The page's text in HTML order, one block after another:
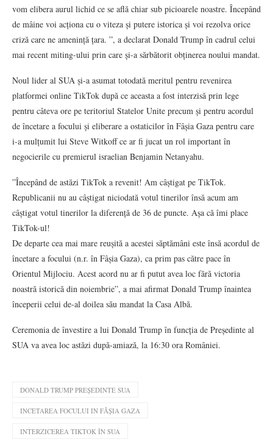
vom elibera aurul lichid ce se află chiar sub picioarele noastre. Începând
de mâine voi acționa cu o viteza și putere istorica și voi rezolva orice
criză care ne amenință țara. ”, a declarat Donald Trump în cadrul celui
mai recent miting-ului prin care și-a sărbătorit obținerea noului mandat.
Noul lider al SUA și-a asumat totodată meritul pentru revenirea
platformei online TikTok după ce aceasta a fost interzisă prin lege
pentru câteva ore pe teritoriul Statelor Unite precum și pentru acordul
de încetare a focului și eliberare a ostaticilor în Fâșia Gaza pentru care
i-a mulțumit lui Steve Witkoff ce ar fi jucat un rol important în
negocierile cu premierul israelian Benjamin Netanyahu.
”Începând de astăzi TikTok a revenit! Am câștigat pe TikTok.
Republicanii nu au câștigat niciodată votul tinerilor însă acum am
câștigat votul tinerilor la diferență de 36 de puncte. Așa că îmi place
TikTok-ul!
De departe cea mai mare reușită a acestei săptămâni este însă acordul de
încetare a focului (n.r. în Fâșia Gaza), ca prim pas către pace în
Orientul Mijlociu. Acest acord nu ar fi putut avea loc fără victoria
noastră istorică din noiembrie”, a mai afirmat Donald Trump înaintea
începerii celui de-al doilea său mandat la Casa Albă.
Ceremonia de învestire a lui Donald Trump în funcția de Președinte al
SUA va avea loc astăzi după-amiază, la 16:30 ora României.
DONALD TRUMP PREȘEDINTE SUA
INCETAREA FOCULUI IN FÂȘIA GAZA
INTERZICEREA TIKTOK ÎN SUA